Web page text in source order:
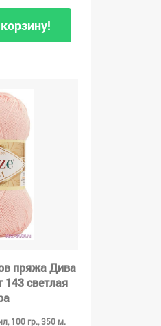
пряжа Дива
143 светлая
100 гр., 350 м.